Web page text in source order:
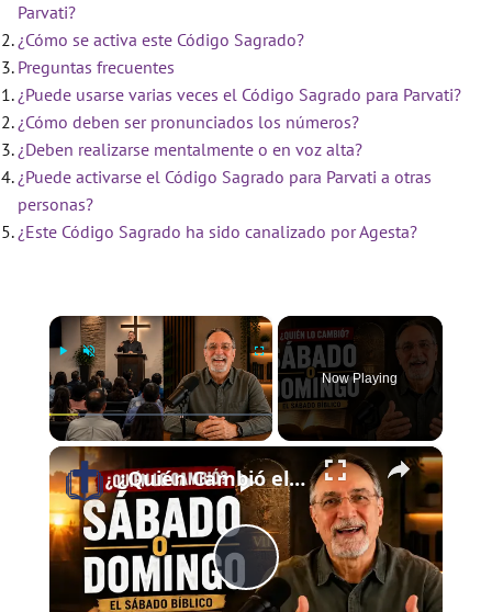
Parvati?
¿Cómo se activa este Código Sagrado?
Preguntas frecuentes
¿Puede usarse varias veces el Código Sagrado para Parvati?
¿Cómo deben ser pronunciados los números?
¿Deben realizarse mentalmente o en voz alta?
¿Puede activarse el Código Sagrado para Parvati a otras
personas?
¿Este Código Sagrado ha sido canalizado por Agesta?
×
Play Unmute
Now Playing
×
P
¿Quién Cambió el Sábado al Domingo? | El Sábado Bíblico